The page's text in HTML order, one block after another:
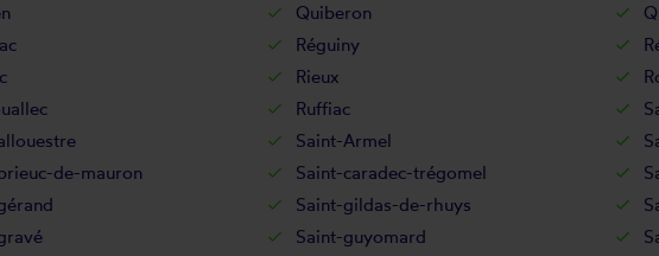
Quiberon
Réguiny
Rieux
Ruffiac
Saint-Armel
de-mauron Saint-caradec-trégomel
Saint-gildas-de-rhuys
Saint-guyomard